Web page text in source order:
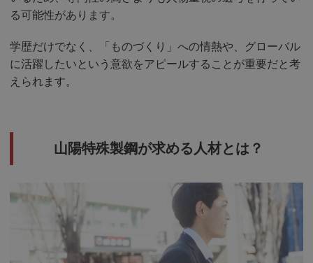
る可能性があります。
学歴だけでなく、「ものづくり」への情熱や、グローバル
に活躍したいという意欲をアピールすることが重要だと考
えられます。
山陽特殊製鋼が求める人材とは？